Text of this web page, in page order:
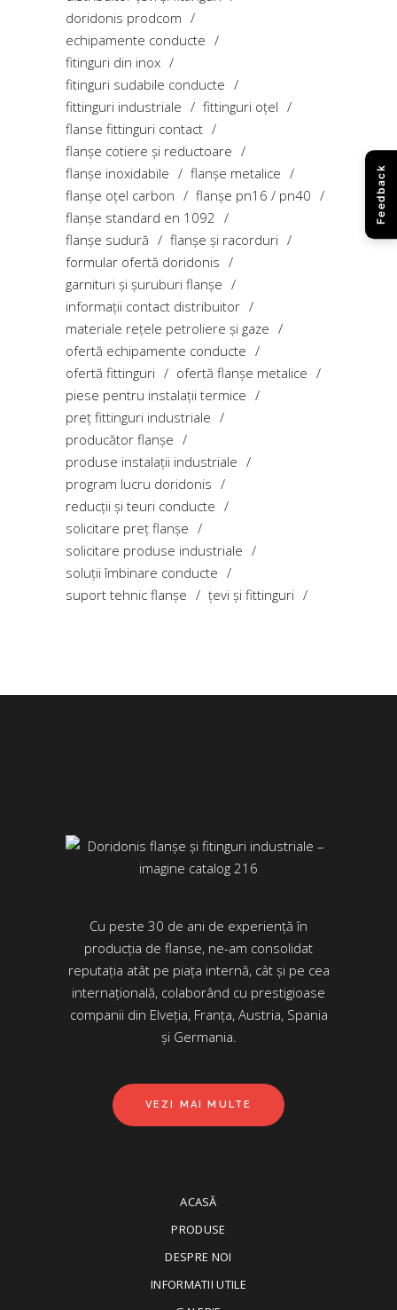
doridonis prodcom
echipamente conducte
fitinguri din inox
fitinguri sudabile conducte
fittinguri industriale
fittinguri oțel
flanse fittinguri contact
flanșe cotiere și reductoare
flanșe inoxidabile
flanșe metalice
flanșe oțel carbon
flanșe pn16 / pn40
flanșe standard en 1092
flanșe sudură
flanșe și racorduri
formular ofertă doridonis
garnituri și șuruburi flanșe
informații contact distribuitor
materiale rețele petroliere și gaze
ofertă echipamente conducte
ofertă fittinguri
ofertă flanșe metalice
piese pentru instalații termice
preț fittinguri industriale
producător flanșe
produse instalații industriale
program lucru doridonis
reducții și teuri conducte
solicitare preț flanșe
solicitare produse industriale
soluții îmbinare conducte
suport tehnic flanșe
țevi și fittinguri
Cu peste 30 de ani de experiență în
producția de flanse, ne-am consolidat
reputația atât pe piața internă, cât și pe cea
internațională, colaborând cu prestigioase
companii din Elveția, Franța, Austria, Spania
și Germania.
VEZI MAI MULTE
ACASĂ
PRODUSE
DESPRE NOI
INFORMATII UTILE
Feedback